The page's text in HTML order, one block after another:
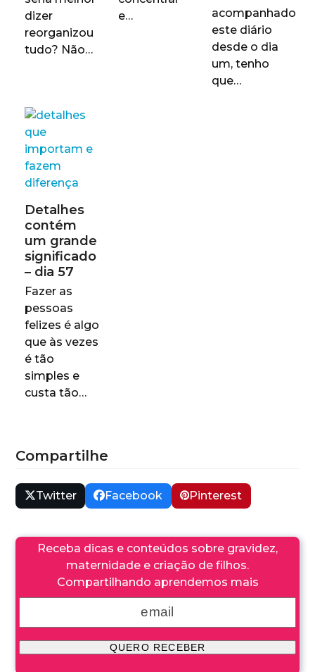
dizer
reorganizou
tudo? Não…
e…
acompanhado
este diário
desde o dia
um, tenho
que…
Detalhes
contém
um grande
significado
– dia 57
Fazer as
pessoas
felizes é algo
que às vezes
é tão
simples e
custa tão…
Compartilhe
Twitter Facebook Pinterest
Receba dicas e conteúdos sobre gravidez,
maternidade e criação de filhos.
Compartilhando aprendemos mais